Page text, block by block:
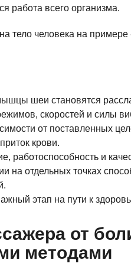
работа всего организма.
тело человека на
шеи становятся
скоростей и силы
от поставленных
крови.
работоспособность и
на отдельных точках
этап на пути к
от
методами